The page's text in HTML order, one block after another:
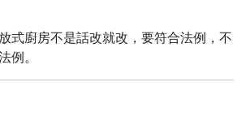
式廚房不是話改就改，要符合法例，不
例。